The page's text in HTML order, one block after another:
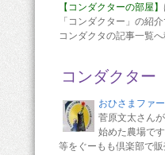
【コンダクターの部屋】
「コンダクター」の紹
コンダクタの記事一覧へ
コンダクター
おひさまファ
菅原文太さん
始めた農場で
等をぐーもも倶楽部で販